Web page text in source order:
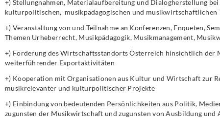
+) Stellungnahmen, Materialaufbereitung und Dialogherstellung
kulturpolitischen, musikpädagogischen und musikwirtschaftlichen
+) Veranstaltung von und Teilnahme an Konferenzen, Enqueten,
Themen Urheberrecht, Musikpädagogik, Musikmanagement,
+) Förderung des Wirtschaftsstandorts Österreich hinsichtlich der
weiterführender Exportaktivitäten
+) Kooperation mit Organisationen aus Kultur und Wirtschaft zur
musikrelevanter und kulturpolitischer Projekte
+) Einbindung von bedeutenden Persönlichkeiten aus Politik,
zugunsten der Musikwirtschaft und zugunsten von Ausbildung und